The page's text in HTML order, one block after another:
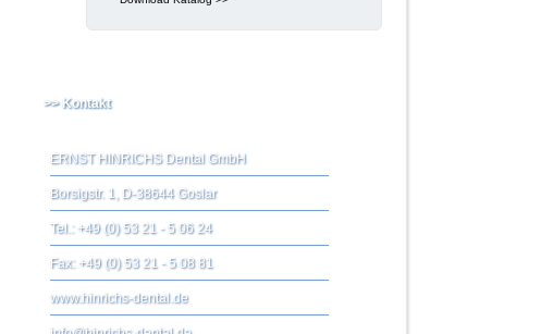
>> Kontakt
ERNST HINRICHS Dental GmbH
Borsigstr. 1, D-38644 Goslar
Tel.: +49 (0) 53 21 - 5 06 24
Fax: +49 (0) 53 21 - 5 08 81
www.hinrichs-dental.de